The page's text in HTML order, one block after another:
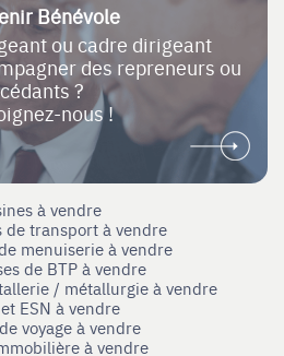
Bénévole
ou cadre dirigeant
des repreneurs ou
cédants ?
nous !
à vendre
de transport à vendre
menuiserie à vendre
de BTP à vendre
/ métallurgie à vendre
ESN à vendre
voyage à vendre
à vendre